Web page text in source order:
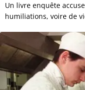
Un livre enquête
humiliations, voire de